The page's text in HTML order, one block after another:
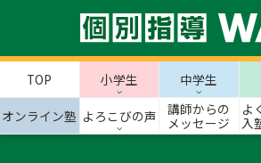
TOP 小学生 中学生
オンライン塾 よろこびの声
講師からの
メッセージ
よ
入